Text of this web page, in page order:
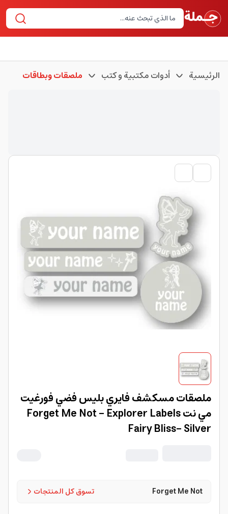
الرئيسية أدوات مكتبية و كتب ملصقات وبطاقات
ملصقات مسكشف فايري بليس فضي فورغيت
مي نت Forget Me Not - Explorer Labels
Fairy Bliss- Silver
تسوق كل المنتجات Forget Me Not